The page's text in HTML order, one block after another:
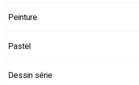
Peinture
Pastel
Dessin série